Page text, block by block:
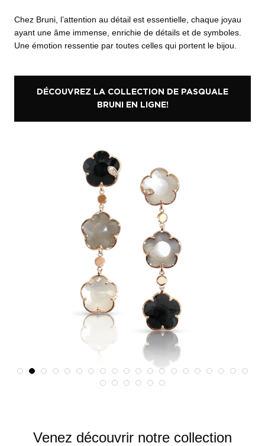
Chez Bruni, l’attention au détail est essentielle, chaque joyau
ayant une âme immense, enrichie de détails et de symboles.
Une émotion ressentie par toutes celles qui portent le bijou.
DÉCOUVREZ LA COLLECTION DE PASQUALE
BRUNI EN LIGNE!
Venez découvrir notre collection